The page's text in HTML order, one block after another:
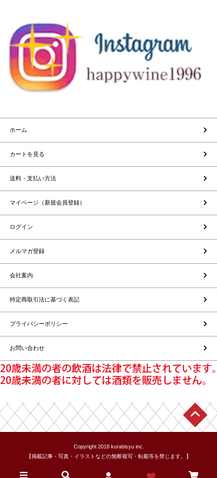
ホーム
カートを見る
送料・支払い方法
マイページ（新規会員登録）
ログイン
メルマガ登録
会社案内
特定商取引法に基づく表記
プライバシーポリシー
お問い合わせ
Copyright 2018 kurabisyu inc.
【掲載記事・写真・イラストなどの無断複写・転載等を禁じます。】